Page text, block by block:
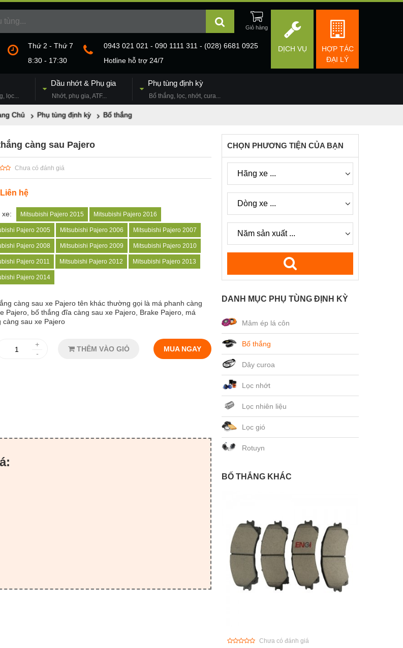
HỢP TÁC
ĐẠI LÝ
DỊCH VỤ
Thứ 2 - Thứ 7
8:30 - 17:30
0943 021 021 - 090 1111 311 - (028) 6681 0925
Hotline hỗ trợ 24/7
lọc...
Dầu nhớt & Phụ gia
Nhớt, phụ gia, ATF...
Phụ tùng định kỳ
Bố thắng, lọc, nhớt, cura...
Chủ Phụ tùng định kỳ Bố thắng
càng sau Pajero
Chưa có đánh giá
hệ
xe: Mitsubishi Pajero 2015 Mitsubishi Pajero 2016
Pajero 2005 Mitsubishi Pajero 2006 Mitsubishi Pajero 2007
Pajero 2008 Mitsubishi Pajero 2009 Mitsubishi Pajero 2010
Pajero 2011 Mitsubishi Pajero 2012 Mitsubishi Pajero 2013
Pajero 2014
càng sau xe Pajero tên khác thường gọi là má phanh càng
Pajero, bố thắng đĩa càng sau xe Pajero, Brake Pajero, má
càng sau xe Pajero
+
-
THÊM VÀO GIỎ MUA NGAY
CHỌN PHƯƠNG TIỆN CỦA BẠN
DANH MỤC PHỤ TÙNG ĐỊNH KỲ
Mâm ép lá côn
Bố thắng
Dây curoa
Lọc nhớt
Lọc nhiên liệu
Lọc gió
Rotuyn
BỐ THẮNG KHÁC
Chưa có đánh giá